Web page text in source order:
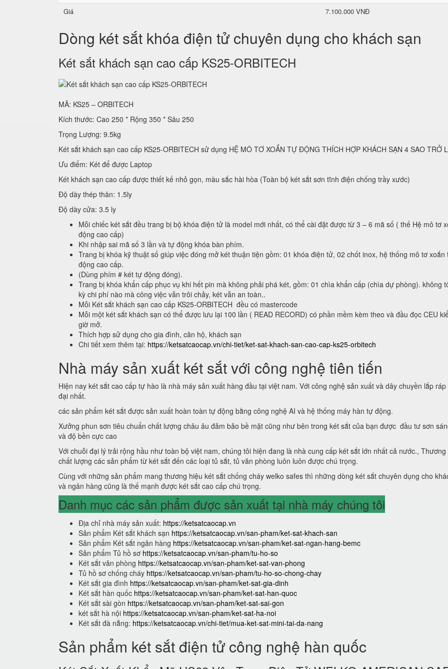
Giá
7.100.000 VNĐ
Dòng két sắt khóa điện tử chuyên dụng cho khách sạn
Két sắt khách sạn cao cấp KS25-ORBITECH
MÃ: KS25 – ORBITECH
Kích thước: Cao 250 * Rộng 350 * Sâu 250
Trọng Lượng: 9.5kg
Két sắt khách sạn cao cấp KS25-ORBITECH sử dụng HỆ MÔ TƠ XOẮN TỰ ĐỘNG THÍCH HỢP KHÁCH SẠN 4 SAO TRỞ
Ưu điểm: Két để được Laptop
Két khách sạn cao cấp được thiết kế nhỏ gọn, màu sắc hài hòa (Toàn bộ két sắt sơn tĩnh điện chống trầy xước)
Độ dày thép thân: 1.5ly
Độ dày cửa: 3.5 ly
Mỗi chiếc két sắt đều trang bị bộ khóa điện tử là model mới nhất, có thể cài đặt được từ 3 – 6 mã số ( thế Hệ mô tơ
động cao cấp)
Khi nhập sai mã số 3 lần và tự động khóa bàn phím.
Trang bị khóa kỹ thuật số giúp việc đóng mở két thuận tiện gồm: 01 khóa điện tử, 02 chốt inox, hệ thống mô tơ xoắn
động cao cấp.
(Dùng phím # két tự động đóng).
Trang bị khóa khẩn cấp phục vụ khi hết pin mà không phải phá két, gồm: 01 chìa khẩn cấp (chìa dự phòng). không
kỳ chi phí nào mà công việc vẫn trôi chảy, két vẫn an toàn..
Mỗi Két sắt khách sạn cao cấp KS25-ORBITECH đều có mastercode
Mỗi một két sắt khách sạn có thể được lưu lại 100 lần ( READ RECORD) có phần mềm kèm theo và đầu đọc CEU
giờ mở.
Thích hợp sử dụng cho gia đình, căn hộ, khách sạn
Chi tiết xem thêm tại: https://ketsatcaocap.vn/chi-tiet/ket-sat-khach-san-cao-cap-ks25-orbitech
Nhà máy sản xuất két sắt với công nghệ tiên tiến
Hiện nay két sắt cao cấp tự hào là nhà máy sản xuất hàng đầu tại việt nam. Với công nghệ sản xuất và dây chuyền lắp ráp
đại nhất.
các sản phẩm két sắt được sản xuất hoàn toàn tự động bằng công nghệ AI và hệ thống máy hàn tự động.
Xưởng phun sơn tiêu chuẩn chất lượng châu âu đảm bảo bề mặt cũng như bên trong két sắt của bạn được đầu tư sơn
và độ bền cực cao
Với chuỗi đại lý trải rộng hầu như toàn bộ việt nam, chúng tôi hiện đang là nhà cung cấp két sắt lớn nhất cả nước., Thương
chất lượng các sản phẩm từ két sắt đến các loại tủ sắt, tủ văn phòng luôn luôn được chú trọng.
Cùng với những sản phẩm mang thương hiệu két sắt chống cháy welko safes thì những dòng két sắt chuyên dụng cho
và ngân hàng cũng là thế mạnh được két sắt cao cấp chú trọng.
Danh mục các sản phẩm được sản xuất tại nhà máy chúng tôi
Địa chỉ nhà máy sản xuất: https://ketsatcaocap.vn
Sản phẩm Két sắt khách sạn https://ketsatcaocap.vn/san-pham/ket-sat-khach-san
Sản phẩm Két sắt ngân hàng https://ketsatcaocap.vn/san-pham/ket-sat-ngan-hang-bemc
Sản phẩm Tủ hồ sơ https://ketsatcaocap.vn/san-pham/tu-ho-so
Két sắt văn phòng https://ketsatcaocap.vn/san-pham/ket-sat-van-phong
Tủ hồ sơ chống cháy https://ketsatcaocap.vn/san-pham/tu-ho-so-chong-chay
Két sắt gia đình https://ketsatcaocap.vn/san-pham/ket-sat-gia-dinh
Két sắt hàn quốc https://ketsatcaocap.vn/san-pham/ket-sat-han-quoc
Két sắt sài gòn https://ketsatcaocap.vn/san-pham/ket-sat-sai-gon
két sắt hà nội https://ketsatcaocap.vn/san-pham/ket-sat-ha-noi
Két sắt đà nẵng: https://ketsatcaocap.vn/chi-tiet/mua-ket-sat-mini-tai-da-nang
Sản phẩm két sắt điện tử công nghệ hàn quốc